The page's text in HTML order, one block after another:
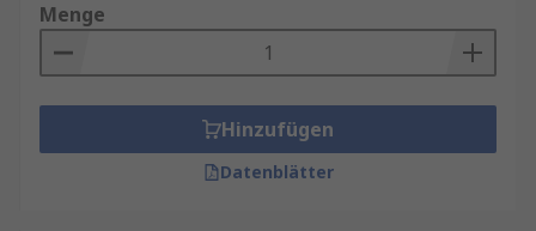
Menge
Hinzufügen
Datenblätter